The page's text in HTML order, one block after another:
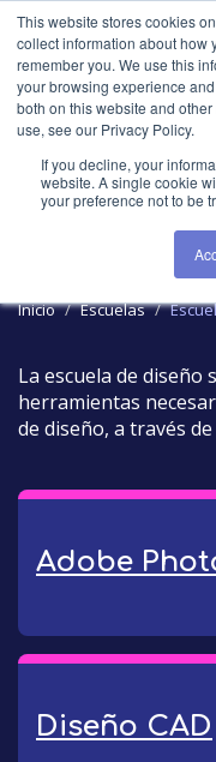
This website stores cookies
collect information about how
remember you. We use this
your browsing experience
both on this website and
use, see our Privacy Policy.
If you decline, your
website. A single cookie
your preference not to be
Inicio Escuelas
La escuela de diseño
herramientas
de diseño, a través
Cursos
Adobe
Diseño CAD